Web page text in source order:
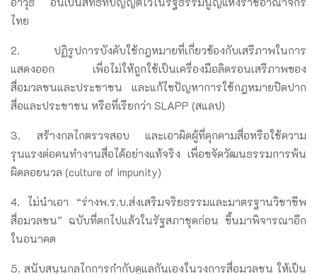
ไทย
2. ปฏิรูปการบังคับใช้กฎหมายที่เกี่ยวข้องกับเสรีภาพในการ
แสดงออก เพื่อไม่ให้ถูกใช้เป็นเครื่องมือลิดรอนเสรีภาพของ
สื่อมวลชนและประชาชน และแก้ไขปัญหาการใช้กฎหมายปิดปาก
สื่อและประชาชน หรือที่เรียกว่า SLAPP (สแลป)
3. สร้างกลไกตรวจสอบ และเอาผิดผู้ที่คุกคามสื่อหรือใช้ความ
รุนแรงต่อคนทำงานสื่อได้อย่างแท้จริง เพื่อขจัดวัฒนธรรมการพ้น
ผิดลอยนวล (culture of impunity)
4. ไม่นำเอา “ร่างพ.ร.บ.ส่งเสริมจริยธรรมและมาตรฐานวิชาชีพ
สื่อมวลชน” ฉบับที่ตกไปแล้วในรัฐสภาชุดก่อน ขึ้นมาพิจารณาอีก
ในอนาคต
5. สนับสนุนกลไกการกำกับดูแลกันเองในวงการสื่อมวลชน ให้เป็น